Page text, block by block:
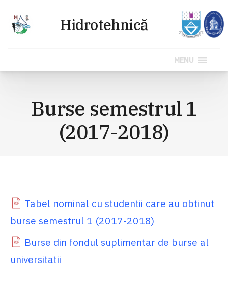
MENU
Burse semestrul 1
(2017-2018)
Tabel nominal cu studentii care au obtinut
burse semestrul 1 (2017-2018)
Burse din fondul suplimentar de burse al
universitatii